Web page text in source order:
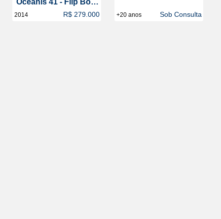
Oceanis 41 - Flip Boat
Club
2014 R$ 279.000 +20 anos Sob Consulta